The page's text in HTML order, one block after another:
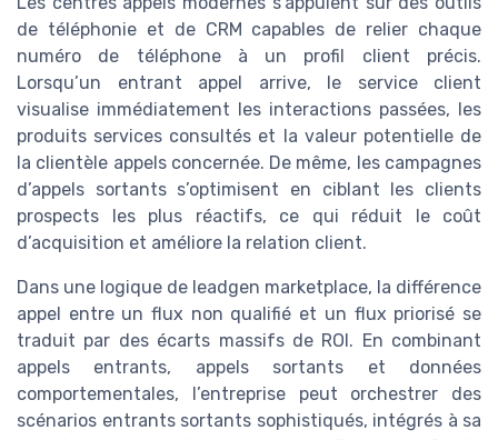
de téléphonie et de CRM capables de relier chaque
numéro de téléphone à un profil client précis.
Lorsqu’un entrant appel arrive, le service client
visualise immédiatement les interactions passées, les
produits services consultés et la valeur potentielle de
la clientèle appels concernée. De même, les campagnes
d’appels sortants s’optimisent en ciblant les clients
prospects les plus réactifs, ce qui réduit le coût
d’acquisition et améliore la relation client.
Dans une logique de leadgen marketplace, la différence
appel entre un flux non qualifié et un flux priorisé se
traduit par des écarts massifs de ROI. En combinant
appels entrants, appels sortants et données
comportementales, l’entreprise peut orchestrer des
scénarios entrants sortants sophistiqués, intégrés à sa